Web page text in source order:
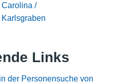
Carolina /
Karlsgraben
Links
der Personensuche von